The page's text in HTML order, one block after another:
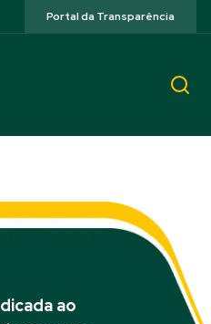
Portal da Transparência
ao